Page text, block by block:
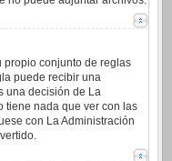
propio conjunto de reglas
puede recibir una
una decisión de La
tiene nada que ver con las
con La Administración